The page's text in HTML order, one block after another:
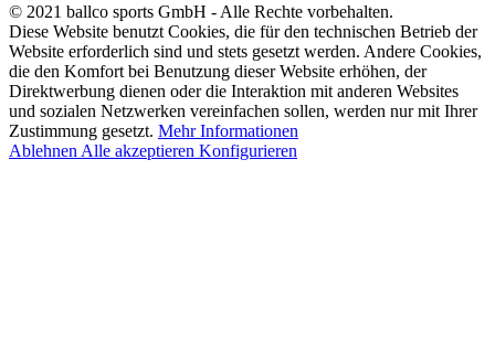
© 2021 ballco sports GmbH - Alle Rechte vorbehalten.
Diese Website benutzt Cookies, die für den technischen Betrieb der
Website erforderlich sind und stets gesetzt werden. Andere Cookies,
die den Komfort bei Benutzung dieser Website erhöhen, der
Direktwerbung dienen oder die Interaktion mit anderen Websites
und sozialen Netzwerken vereinfachen sollen, werden nur mit Ihrer
Zustimmung gesetzt. Mehr Informationen
Ablehnen Alle akzeptieren Konfigurieren